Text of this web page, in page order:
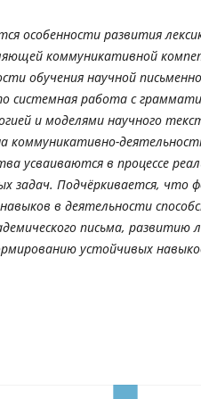
особенности развития
коммуникативной
обучения научной
системная работа с
и моделями научного
коммуникативно-
усваиваются в процессе
задач. Подчёркивается, что
навыков в деятельности
письма, развитию
устойчивых